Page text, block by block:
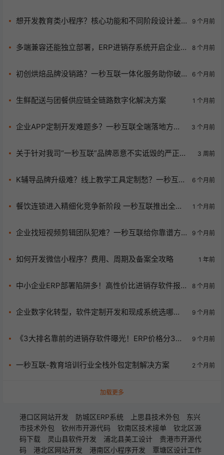
想开发教育类小程序？核心功能和不同阶段设计差
9 个月前
多端兼容还能独立部署，ERP进销存系统开启企业
8 个月前
初创烘焙品牌没销路？一秒互联一体化服务助你破
6 个月前
生鲜配送与团餐供应链全链路数字化解决方案 1 个月前
企业APP定制开发难题多？一秒互联全端落地方案
3 个月前
关于针对我司“一秒互联”品牌恶意不实诋毁的严正声
3 周前
K辅导品牌升级难？线上教学工具定制愁？一秒互联
6 个月前
餐饮连锁进入精细化竞争新阶段 一秒互联推出全链
1 个月前
企业找短视频剪辑团队犯难？一秒互联给你靠谱方
9 个月前
如何开发微信小程序？费用、周期及备案全攻略 1 年前
中小企业ERP部署陷阱多！高性价比进销存软件报
8 个月前
企业数字化转型，软件定制开发和现成系统选哪
9 个月前
《3大排名靠前的进销存软件曝光！ERP价格分3
9 个月前
一秒互联-教育培训行业全栈外包定制解决方案 2 个月前
加载更多
港口区网站开发 防城区ERP系统 上思县技术外包
东兴
市技术外包
钦州市开源代码 钦南区技术接单
钦北区源
码下载
灵山县软件开发 浦北县美工设计
贵港市开源代
码
港北区网站开发 港南区小程序开发
覃塘区设计工作